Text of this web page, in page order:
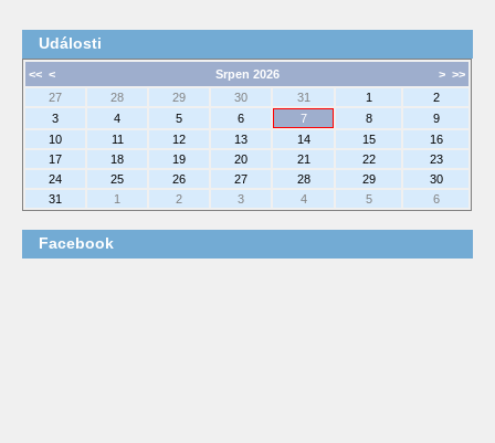
Události
<< < > >>
Srpen 2026
27
28 29 30 31 1
2
3
4 5 6 7 8
9
10
11 12 13 14 15
16
17
18 19 20 21 22
23
24
25 26 27 28 29
30
31
1 2 3 4 5 6
Facebook